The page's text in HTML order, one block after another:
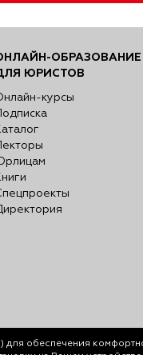
ОБРАЗОВАНИЕ
ЮРИСТОВ
курсы
Подписка
для обеспечения